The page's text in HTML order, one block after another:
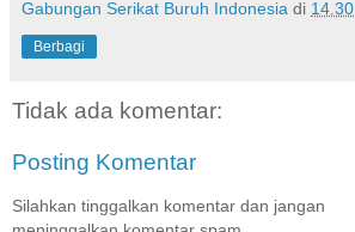
Gabungan Serikat Buruh Indonesia di 14.30
Berbagi
Tidak ada komentar:
Posting Komentar
Silahkan tinggalkan komentar dan jangan